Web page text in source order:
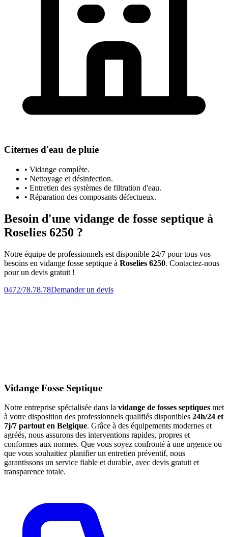
Citernes d'eau de pluie
• Vidange complète.
• Nettoyage et désinfection.
• Entretien des systèmes de filtration d'eau.
• Réparation des composants défectueux.
Besoin d'une vidange de fosse septique à
Roselies 6250 ?
Notre équipe de professionnels est disponible 24/7 pour tous vos
besoins en vidange fosse septique à Roselies 6250. Contactez-nous
pour un devis gratuit !
0472/78.78.78Demander un devis
Vidange Fosse Septique
Notre entreprise spécialisée dans la vidange de fosses septiques met
à votre disposition des professionnels qualifiés disponibles 24h/24 et
7j/7 partout en Belgique. Grâce à des équipements modernes et
agréés, nous assurons des interventions rapides, propres et
conformes aux normes. Que vous soyez confronté à une urgence ou
que vous souhaitiez planifier un entretien préventif, nous
garantissons un service fiable et durable, avec devis gratuit et
transparence totale.